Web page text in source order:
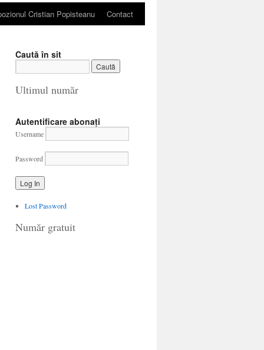
Cristian Popisteanu Contact
Caută în sit
Ultimul număr
Autentificare abonați
Username
Password
Lost Password
Număr gratuit